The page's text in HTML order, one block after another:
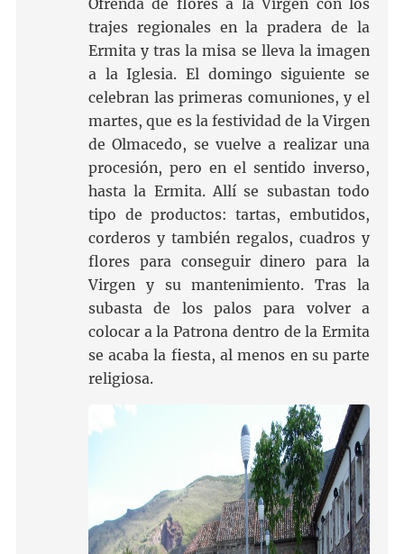
Ofrenda de flores a la Virgen con los
trajes regionales en la pradera de la
Ermita y tras la misa se lleva la imagen
a la Iglesia. El domingo siguiente se
celebran las primeras comuniones, y el
martes, que es la festividad de la Virgen
de Olmacedo, se vuelve a realizar una
procesión, pero en el sentido inverso,
hasta la Ermita. Allí se subastan todo
tipo de productos: tartas, embutidos,
corderos y también regalos, cuadros y
flores para conseguir dinero para la
Virgen y su mantenimiento. Tras la
subasta de los palos para volver a
colocar a la Patrona dentro de la Ermita
se acaba la fiesta, al menos en su parte
religiosa.